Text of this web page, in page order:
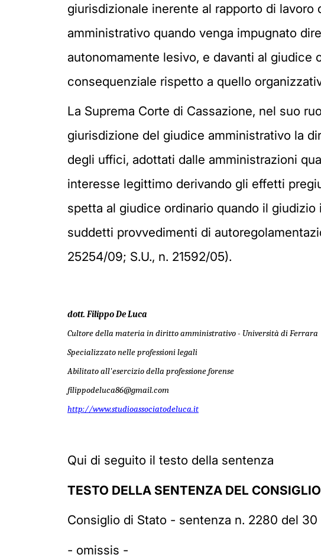
giurisdizionale inerente al rapporto di
amministrativo quando venga impugnato
autonomamente lesivo, e davanti al
consequenziale rispetto a quello
La Suprema Corte di Cassazione, nel suo
giurisdizione del giudice amministrativo la
degli uffici, adottati dalle amministrazioni
interesse legittimo derivando gli effetti
spetta al giudice ordinario quando il
suddetti provvedimenti di
25254/09; S.U., n. 21592/05).
dott. Filippo De Luca
Cultore della materia in diritto amministrativo - Università di Ferrara
Specializzato nelle professioni legali
Abilitato all'esercizio della professione forense
filippodeluca86@gmail.com
http://www.studioassociatodeluca.it
Qui di seguito il testo della sentenza
TESTO DELLA SENTENZA DEL
Consiglio di Stato - sentenza n. 2280 del 30
- omissis -